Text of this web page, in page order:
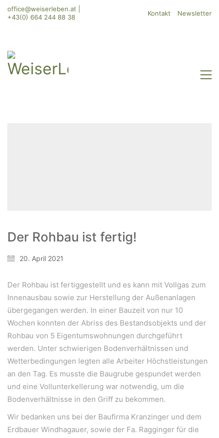
office@weiserleben.at
+43(0) 664 244 88 38
Kontakt Newsletter
Der Rohbau ist fertig!
20. April 2021
Der Rohbau ist fertiggestellt und es kann mit Vollgas zum
Innenausbau sowie zur Herstellung der Außenanlagen
übergegangen werden. In einer Bauzeit von nur 10
Wochen konnten der Abriss des Bestandsobjekts und der
Rohbau von 5 Eigentumswohnungen durchgeführt
werden. Unter schwierigen Bodenverhältnissen und
Wetterbedingungen legten alle Arbeiter Höchstleistungen
an den Tag. Es musste die Baugrube gespundet werden
und eine Vollunterkellerung war notwendig, um die
Bodenverhältnisse in den Griff zu bekommen.
Wir bedanken uns bei der Baufirma Kranzinger und dem
Erdbauer Windhagauer, sowie der Fa. Ragginger für die
WeiserLeben GmbH
Bergheimerstraße 45
A-5020 Salzburg
office@weiserleben.at
+43(0) 664 244 88 38
Wir schaffen Lebensräume, die die Außenwelt mit der
Innenwelt verbinden. Das Persönliche steht stets im